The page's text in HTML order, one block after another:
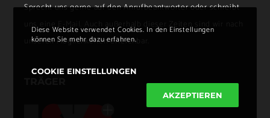
Sprecht uns gerne auf den Anrufbeantworter oder schreibt
uns eine E-Mail. Auch außerhalb dieser Zeiten sind wir nach
unseren Möglichkeiten erreichbar.
Diese Website verwendet Cookies. In den Einstellungen
können Sie mehr dazu erfahren.
COOKIE EINSTELLUNGEN
AKZEPTIEREN